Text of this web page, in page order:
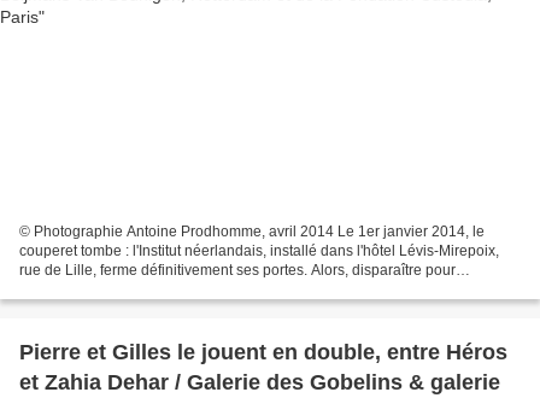
© Photographie Antoine Prodhomme, avril 2014 Le 1er janvier 2014, le
couperet tombe : l'Institut néerlandais, installé dans l'hôtel Lévis-Mirepoix,
rue de Lille, ferme définitivement ses portes. Alors, disparaître pour
Pierre et Gilles le jouent en double, entre Héros
et Zahia Dehar / Galerie des Gobelins & galerie